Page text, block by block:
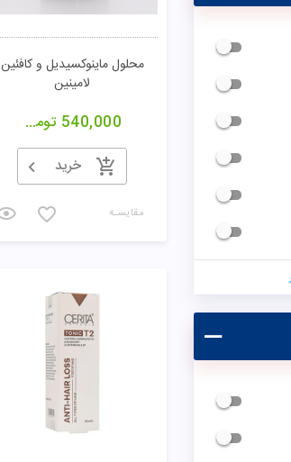
محلول ماینوکسیدیل و کافئین
لامینین
540,000 تومان
خرید
مقایسـه